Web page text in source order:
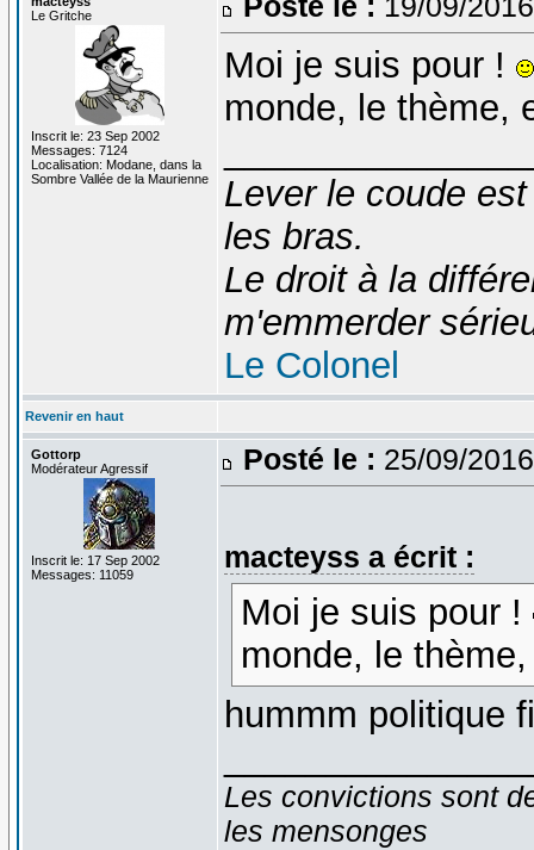
Le Gritche
Inscrit le: 23 Sep 2002
Messages: 7124
Localisation: Modane, dans la
Sombre Vallée de la Maurienne
Moi je suis pour !
monde, le thème,
Lever le coude
les bras.
Le droit à la
m'emmerder
Le Colonel
Revenir en haut
Gottorp
Modérateur Agressif
Inscrit le: 17 Sep 2002
Messages: 11059
Posté le : 25/09/
macteyss a écrit :
Moi je suis pour !
monde, le
hummm politique
Les convictions sont
les mensonges